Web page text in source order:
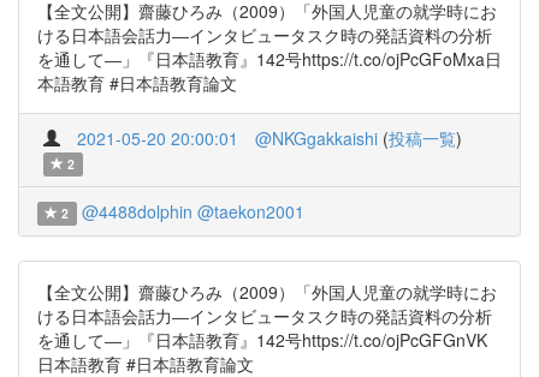
【全文公開】齋藤ひろみ（2009）「外国人児童の就学時にお
ける日本語会話力―インタビュータスク時の発話資料の分析
を通して―」『日本語教育』142号https://t.co/ojPcGFoMxa日
本語教育 #日本語教育論文
2021-05-20 20:00:01 @NKGgakkaishi (投稿一覧)
2
2 @4488dolphin @taekon2001
【全文公開】齋藤ひろみ（2009）「外国人児童の就学時にお
ける日本語会話力―インタビュータスク時の発話資料の分析
を通して―」『日本語教育』142号https://t.co/ojPcGFGnVK
日本語教育 #日本語教育論文